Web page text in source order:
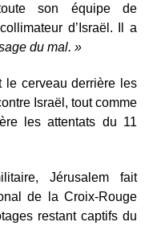
son équipe de
d’Israël. Il a
du mal. »
le cerveau derrière les
Israël, tout comme
les attentats du 11
Jérusalem fait
de la Croix-Rouge
restant captifs du